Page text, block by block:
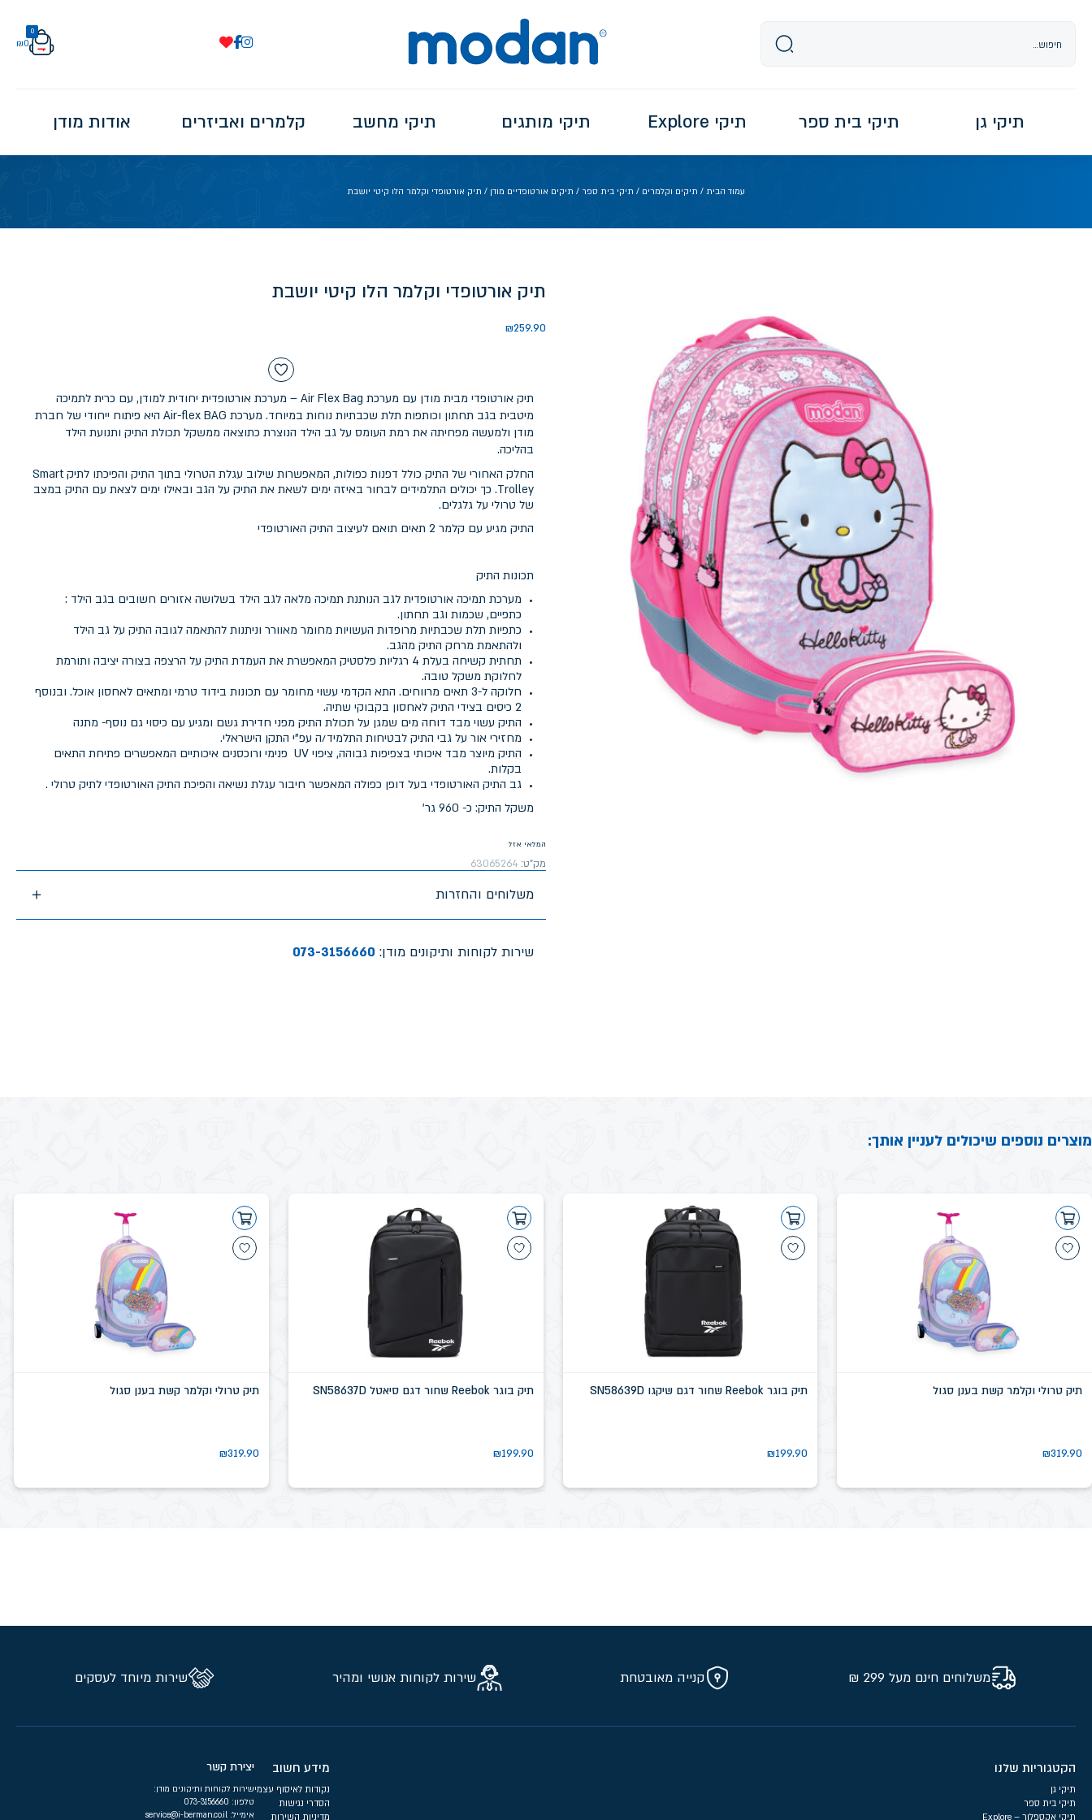
0
₪0
תיקי גן תיקי בית ספר תיקי Explore תיקי מותגים תיקי מחשב קלמרים ואביזרים אודות מודן
עמוד הבית / תיקים וקלמרים / תיקי בית ספר / תיקים אורטופדיים מודן / תיק אורטופדי וקלמר הלו קיטי יושבת
תיק אורטופדי וקלמר הלו קיטי יושבת
₪259.90
תיק אורטופדי מבית מודן עם מערכת Air Flex Bag – מערכת אורטופדית יחודית למודן, עם כרית לתמיכה
מיטבית בגב תחתון וכותפות תלת שכבתיות נוחות במיוחד. מערכת Air-flex BAG היא פיתוח ייחודי של חברת
מודן ולמעשה מפחיתה את רמת העומס על גב הילד הנוצרת כתוצאה ממשקל תכולת התיק ותנועת הילד
בהליכה.
החלק האחורי של התיק כולל דפנות כפולות, המאפשרות שילוב עגלת הטרולי בתוך התיק והפיכתו לתיק Smart
Trolley. כך יכולים התלמידים לבחור באיזה ימים לשאת את התיק על הגב ובאילו ימים לצאת עם התיק במצב
של טרולי על גלגלים.
התיק מגיע עם קלמר 2 תאים תואם לעיצוב התיק האורטופדי
תכונות התיק
מערכת תמיכה אורטופדית לגב הנותנת תמיכה מלאה לגב הילד בשלושה אזורים חשובים בגב הילד :
כתפיים, שכמות וגב תחתון.
כתפיות תלת שכבתיות מרופדות העשויות מחומר מאוורר וניתנות להתאמה לגובה התיק על גב הילד
ולהתאמת מרחק התיק מהגב.
תחתית קשיחה בעלת 4 רגליות פלסטיק המאפשרת את העמדת התיק על הרצפה בצורה יציבה ותורמת
לחלוקת משקל טובה.
חלוקה ל-3 תאים מרווחים. התא הקדמי עשוי מחומר עם תכונות בידוד טרמי ומתאים לאחסון אוכל. ובנוסף
2 כיסים בצידי התיק לאחסון בקבוקי שתיה.
התיק עשוי מבד דוחה מים שמגן על תכולת התיק מפני חדירת גשם ומגיע עם כיסוי גם נוסף- מתנה
מחזירי אור על גבי התיק לבטיחות התלמיד/ה עפ"י התקן הישראלי.
התיק מיוצר מבד איכותי בצפיפות גבוהה, ציפוי UV פנימי ורוכסנים איכותיים המאפשרים פתיחת התאים
בקלות.
גב התיק האורטופדי בעל דופן כפולה המאפשר חיבור עגלת נשיאה והפיכת התיק האורטופדי לתיק טרולי .
משקל התיק: כ- 960 גר'
המלאי אזל
מק"ט: 63065264
משלוחים והחזרות
שירות לקוחות ותיקונים מודן: 073-3156660
מוצרים נוספים שיכולים לעניין אותך:
תיק טרולי וקלמר קשת בענן סגול
₪319.90
תיק בוגר Reebok שחור דגם שיקגו SN58639D
₪199.90
תיק בוגר Reebok שחור דגם סיאטל SN58637D
₪199.90
תיק טרולי וקלמר קשת בענן סגול
₪319.90
משלוחים חינם מעל 299 ₪ קנייה מאובטחת שירות לקוחות אנושי ומהיר שירות מיוחד לעסקים
הקטגוריות שלנו
תיקי גן
תיקי בית ספר
תיקי אקספלור – Explore
מידע חשוב
נקודות לאיסוף עצמי
הסדרי נגישות
מדיניות השירות
יצירת קשר
שירות לקוחות ותיקונים מודן:
טלפון:
אימייל: